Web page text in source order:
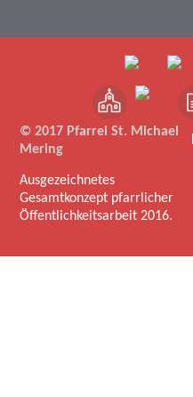
© 2017 Pfarrei St. Michael
Mering
Ausgezeichnetes
Gesamtkonzept pfarrlicher
Öffentlichkeitsarbeit 2016.